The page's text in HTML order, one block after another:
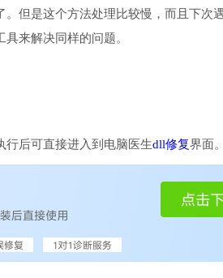
但是这个方法处理比较慢，而且下次
来解决同样的问题。
行后可直接进入到电脑医生dll修复界面。